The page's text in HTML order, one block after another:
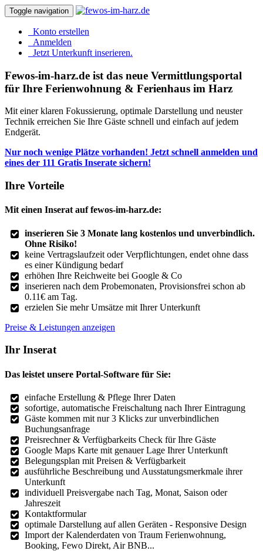
Toggle navigation
Konto erstellen
Anmelden
Jetzt Unterkunft inserieren.
Fewos-im-harz.de ist das neue Vermittlungsportal
für Ihre Ferienwohnung & Ferienhaus im Harz
Mit einer klaren Fokussierung, optimale Darstellung und neuster
Technik erreichen Sie Ihre Gäste schnell und einfach auf jedem
Endgerät.
Nur noch wenige Plätze vorhanden! Jetzt schnell anmelden und
eines der 111 Gratis Inserate sichern!
Ihre Vorteile
Mit einen Inserat auf fewos-im-harz.de:
inserieren Sie 3 Monate lang kostenlos und unverbindlich.
Ohne Risiko!
keine Vertragslaufzeit oder Verpflichtungen, endet ohne dass
es einer Kündigung bedarf
erhöhen Ihre Reichweite bei Google & Co
inserieren nach dem Probemonaten, Provisionsfrei schon ab
0.11€ am Tag.
erzielen Sie mehr Umsätze mit Ihrer Unterkunft
Preise & Leistungen anzeigen
Ihr Inserat
Das leistet unsere Portal-Software für Sie:
einfache Erstellung & Pflege Ihrer Daten
sofortige, automatische Freischaltung nach Ihrer Eintragung
Gäste kommen mit nur 3 Klicks zur unverbindlichen
Buchungsanfrage
Preisrechner & Verfügbarkeits Check für Ihre Gäste
Google Maps Karte mit genauer Lage Ihrer Unterkunft
Belegungsplan mit Preisen & Verfügbarkeit
ausführliche Beschreibung und Ausstatungsmerkmale ihrer
Unterkunft
individuell Preisvergabe nach Tag, Monat, Saison oder
Jahreszeit
Kontaktformular
optimale Darstellung auf allen Geräten - Responsive Design
Import der Kalenderdaten von Traum Ferienwohnung,
Booking, Fewo Direkt, Air BNB...